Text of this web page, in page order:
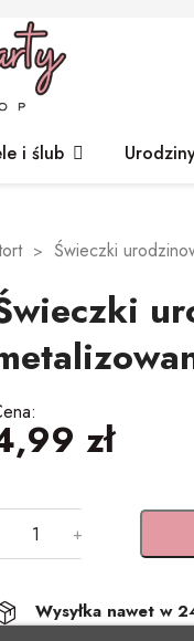
i ślub
Świeczki
zł
+
Wysyłka nawet w